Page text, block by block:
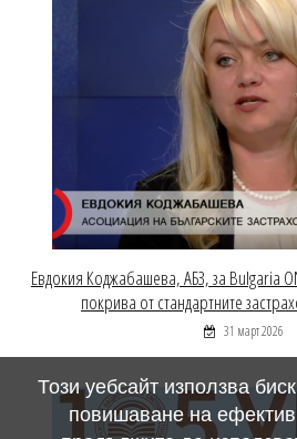
Евдокия Коджабашева, АБЗ, за Bulgaria
покрива от стандартните
31 март 2026
Този уебсайт използва
повишаване на